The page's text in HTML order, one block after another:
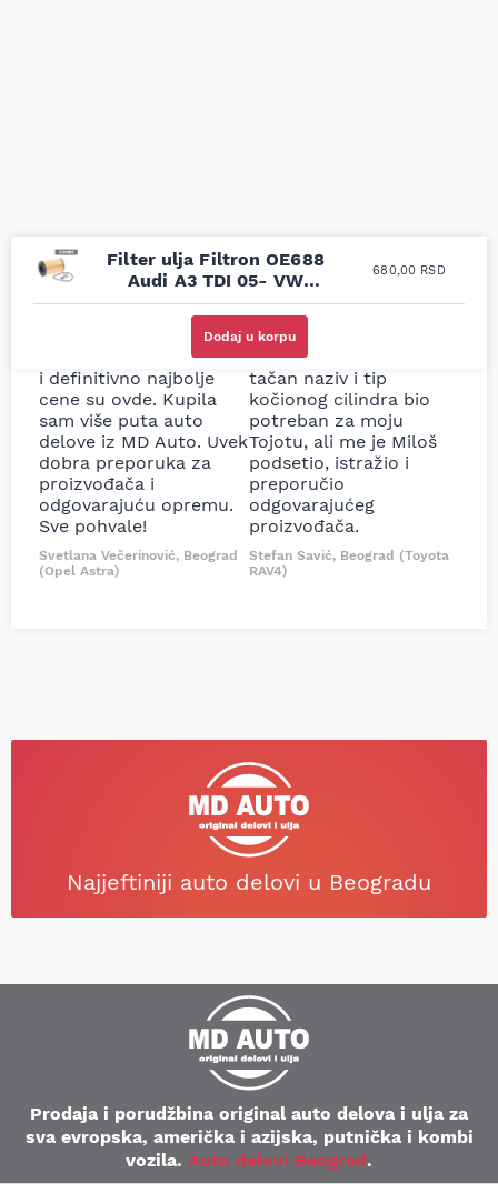
Filter ulja Filtron OE688
Audi A3 TDI 05- VW
Amarok 10-
680,00 RSD
Dodaj u korpu
Uporedila sam sve
prodavnice auto delova
i definitivno najbolje
cene su ovde. Kupila
sam više puta auto
delove iz MD Auto. Uvek
dobra preporuka za
proizvođača i
odgovarajuću opremu.
Sve pohvale!
Svetlana Večerinović, Beograd
(Opel Astra)
Odlična usluga i
ljubazni prodavci.
Nisam bio siguran koji je
tačan naziv i tip
kočionog cilindra bio
potreban za moju
Tojotu, ali me je Miloš
podsetio, istražio i
preporučio
odgovarajućeg
proizvođača.
Stefan Savić, Beograd (Toyota
RAV4)
Najjeftiniji auto delovi u Beogradu
Prodaja i porudžbina original auto delova i ulja za
sva evropska, američka i azijska, putnička i kombi
vozila. Auto delovi Beograd.